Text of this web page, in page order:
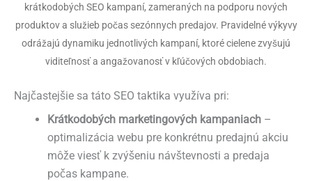
krátkodobých SEO kampaní, zameraných na podporu nových
produktov a služieb počas sezónnych predajov. Pravidelné výkyvy
odrážajú dynamiku jednotlivých kampaní, ktoré cielene zvyšujú
viditeľnosť a angažovanosť v kľúčových obdobiach.
Najčastejšie sa táto SEO taktika využíva pri:
Krátkodobých marketingových kampaniach –
optimalizácia webu pre konkrétnu predajnú akciu
môže viesť k zvýšeniu návštevnosti a predaja
počas kampane.